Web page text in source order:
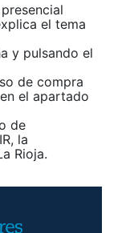
el tema
y pulsando el
de compra
el apartado
de
la
Rioja.